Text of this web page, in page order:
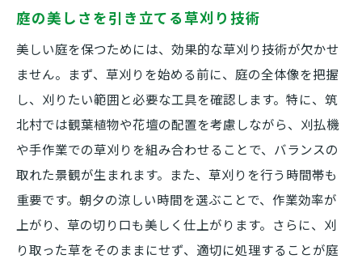
庭の美しさを引き立てる草刈り技術
美しい庭を保つためには、効果的な草刈り技術が欠かせ
ません。まず、草刈りを始める前に、庭の全体像を把握
し、刈りたい範囲と必要な工具を確認します。特に、筑
北村では観葉植物や花壇の配置を考慮しながら、刈払機
や手作業での草刈りを組み合わせることで、バランスの
取れた景観が生まれます。また、草刈りを行う時間帯も
重要です。朝夕の涼しい時間を選ぶことで、作業効率が
上がり、草の切り口も美しく仕上がります。さらに、刈
り取った草をそのままにせず、適切に処理することが庭